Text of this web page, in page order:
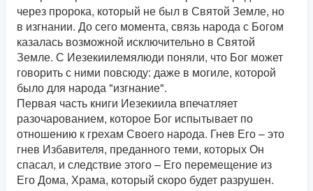
через пророка, который не был в Святой Земле, но
в изгнании. До сего момента, связь народа с Богом
казалась возможной исключительно в Святой
Земле. С Иезекиилемялюди поняли, что Бог может
говорить с ними повсюду: даже в могиле, которой
было для народа "изгнание".
Первая часть книги Иезекиила впечатляет
разочарованием, которое Бог испытывает по
отношению к грехам Своего народа. Гнев Его – это
гнев Избавителя, преданного теми, которых Он
спасал, и следствие этого – Его перемещение из
Его Дома, Храма, который скоро будет разрушен.